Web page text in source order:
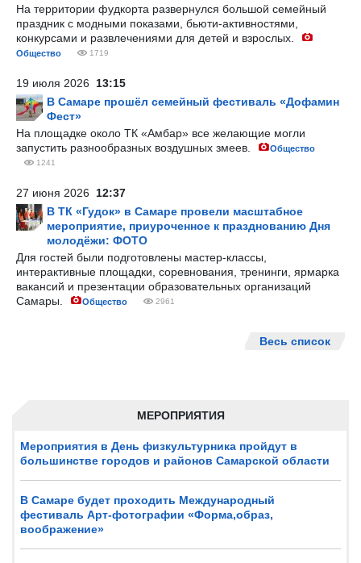
МЕРОПРИЯТИЯ
Мероприятия в День физкультурника пройдут в
большинстве городов и районов Самарской области
В Самаре будет проходить Международный
фестиваль Арт-фотографии «Форма,образ,
воображение»
На территории фудкорта развернулся большой семейный
праздник с модными показами, бьюти-активностями,
конкурсами и развлечениями для детей и взрослых.
Общество 1719
19 июля 2026 13:15
В Самаре прошёл семейный фестиваль «Дофамин
Фест»
На площадке около ТК «Амбар» все желающие могли
запустить разнообразных воздушных змеев.
Общество
1241
27 июня 2026 12:37
В ТК «Гудок» в Самаре провели масштабное
мероприятие, приуроченное к празднованию Дня
молодёжи: ФОТО
Для гостей были подготовлены мастер-классы,
интерактивные площадки, соревнования, тренинги, ярмарка
вакансий и презентации образовательных организаций
Самары.
Общество 2961
Весь список